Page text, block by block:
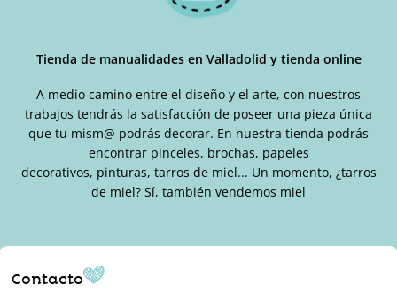
Tienda de manualidades en Valladolid y tienda online
A medio camino entre el diseño y el arte, con nuestros
trabajos tendrás la satisfacción de poseer una pieza única
que tu mism@ podrás decorar. En nuestra tienda podrás
encontrar pinceles, brochas, papeles
decorativos, pinturas, tarros de miel... Un momento, ¿tarros
de miel? Sí, también vendemos miel
Contacto